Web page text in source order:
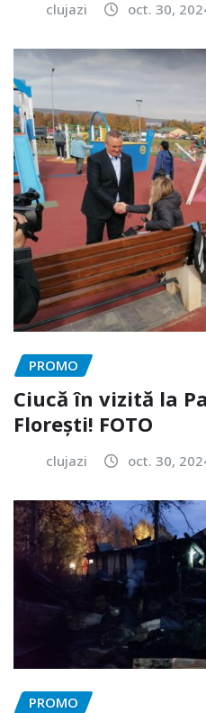
clujazi oct. 30,
PROMO
Ciucă în vizită la
Florești! FOTO
clujazi oct. 30,
PROMO